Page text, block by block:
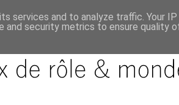
services and to analyze traffic. Your
and security metrics to ensure quality